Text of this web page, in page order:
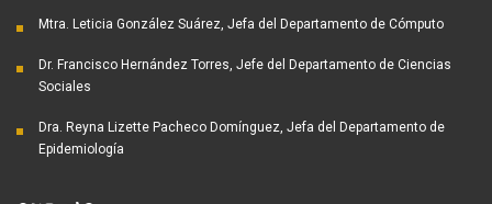
Mtra. Leticia González Suárez, Jefa del Departamento de Cómputo
Dr. Francisco Hernández Torres, Jefe del Departamento de Ciencias
Sociales
Dra. Reyna Lizette Pacheco Domínguez, Jefa del Departamento de
Epidemiología